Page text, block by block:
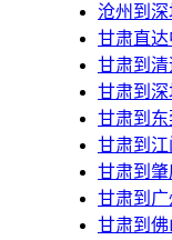
沧州到深
甘肃直
甘肃到
甘肃到
甘肃到
甘肃到
甘肃到
甘肃到
甘肃到